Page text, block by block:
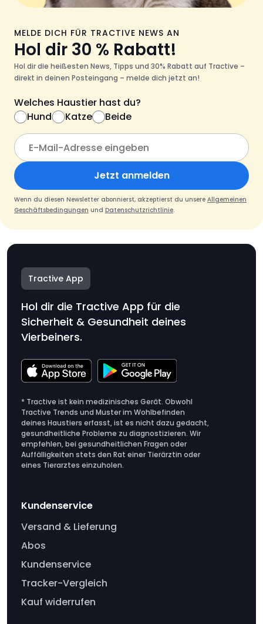
MELDE DICH FÜR TRACTIVE NEWS AN
Hol dir 30 % Rabatt!
Hol dir die heißesten News, Tipps und 30% Rabatt auf Tractive –
direkt in deinen Posteingang – melde dich jetzt an!
Welches Haustier hast du?
Hund
Katze Beide
Jetzt anmelden
Wenn du diesen Newsletter abonnierst, akzeptierst du unsere Allgemeinen
Geschäftsbedingungen und Datenschutzrichtlinie.
Tractive App
Hol dir die Tractive App für die
Sicherheit & Gesundheit deines
Vierbeiners.
* Tractive ist kein medizinisches Gerät. Obwohl
Tractive Trends und Muster im Wohlbefinden
deines Haustiers erfasst, ist es nicht dazu gedacht,
gesundheitliche Probleme zu diagnostizieren. Wir
empfehlen, bei gesundheitlichen Fragen oder
Auffälligkeiten stets den Rat einer Tierärztin oder
eines Tierarztes einzuholen.
Kundenservice
Versand & Lieferung
Abos
Kundenservice
Tracker-Vergleich
Kauf widerrufen